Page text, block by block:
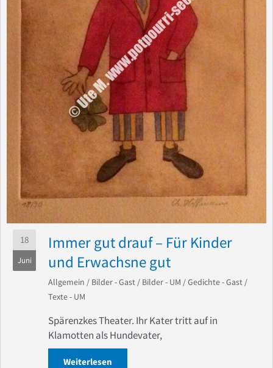
18
Juni
Immer gut drauf – Für Kinder
und Erwachsne gut
Allgemein / Bilder - Gast / Bilder - UM /Gedichte - Gast /
Texte - UM
Spärenzkes Theater. Ihr Kater tritt auf in
Klamotten als Hundevater,
Weiterlesen